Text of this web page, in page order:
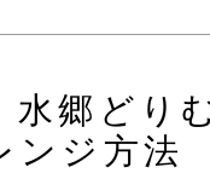
郷どり
ンジ方法